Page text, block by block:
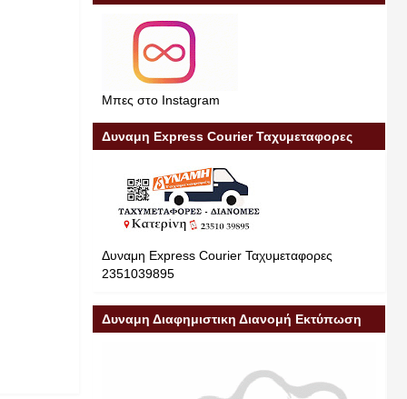
Μπες στο Instagram
Δυναμη Express Courier Ταχυμεταφορες
Δυναμη Express Courier Ταχυμεταφορες
2351039895
Δυναμη Διαφημιστικη Διανομή Εκτύπωση